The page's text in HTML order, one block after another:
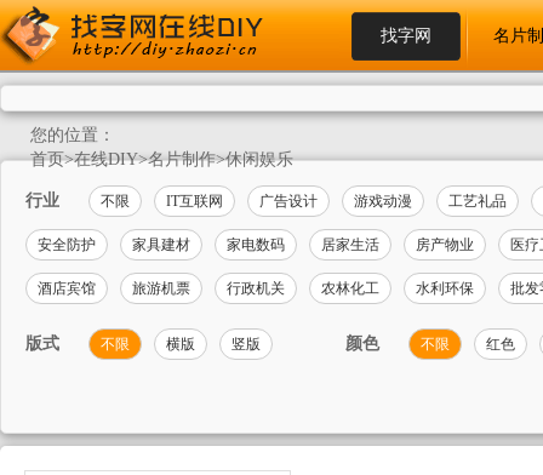
找字网 名片
您的位置：
首页>在线DIY>名片制作>休闲娱乐
行业 不限 IT互联网 广告设计 游戏动漫 工艺礼品
安全防护 家具建材 家电数码 居家生活 房产物业 医
酒店宾馆 旅游机票 行政机关 农林化工 水利环保 批发
版式 不限 横版 竖版 颜色 不限 红色